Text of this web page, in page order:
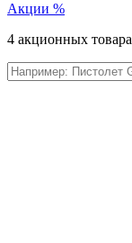
Акции %
4 акционных товара